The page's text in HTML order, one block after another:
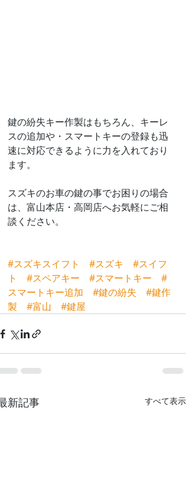
鍵の紛失キー作製はもちろん、キーレ
スの追加や・スマートキーの登録も迅
速に対応できるように力を入れており
ます。
スズキのお車の鍵の事でお困りの場合
は、富山本店・高岡店へお気軽にご相
談ください。
#スズキスイフト #スズキ
#スイフ
ト
#スペアキー #スマートキー
#
スマートキー追加
#鍵の紛失
#鍵作
製
#富山 #鍵屋
新記事 すべて表示